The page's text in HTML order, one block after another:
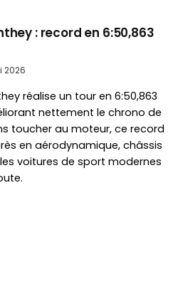
: record en 6:50,863
2026
réalise un tour en 6:50,863
nettement le chrono de
toucher au moteur, ce record
en aérodynamique, châssis
voitures de sport modernes